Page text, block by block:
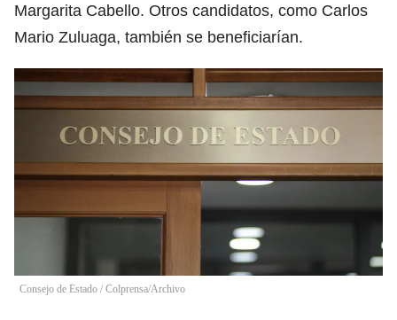
Margarita Cabello. Otros candidatos, como Carlos
Mario Zuluaga, también se beneficiarían.
Consejo de Estado / Colprensa/Archivo